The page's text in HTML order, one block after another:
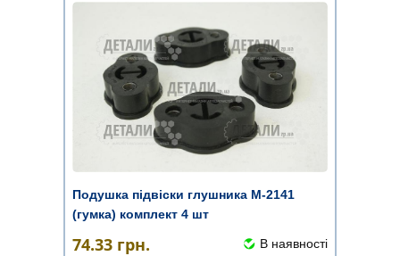
Подушка підвіски глушника М-2141
(гумка) комплект 4 шт
74.33 грн. В наявності